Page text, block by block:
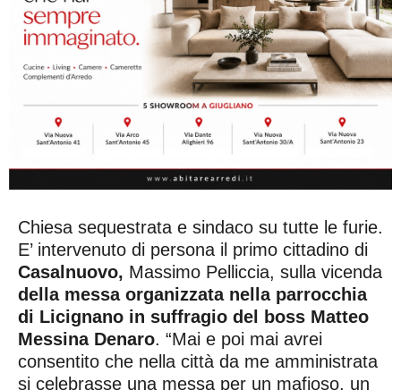
Chiesa sequestrata e sindaco su tutte le furie.
E’ intervenuto di persona il primo cittadino di
Casalnuovo, Massimo Pelliccia, sulla vicenda
della messa organizzata nella parrocchia
di Licignano in suffragio del boss Matteo
Messina Denaro. “Mai e poi mai avrei
consentito che nella città da me amministrata
si celebrasse una messa per un mafioso, un